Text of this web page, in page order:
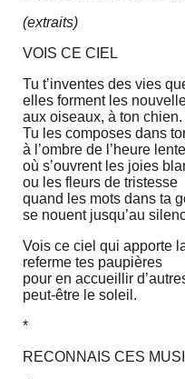
(extraits)
VOIS CE CIEL
Tu t’inventes des vies
elles forment les
aux oiseaux, à ton chien.
Tu les composes dans
à l’ombre de l’heure lente
où s’ouvrent les joies
ou les fleurs de tristesse
quand les mots dans ta
se nouent jusqu’au
Vois ce ciel qui apporte
referme tes paupières
pour en accueillir
peut-être le soleil.
*
RECONNAIS CES